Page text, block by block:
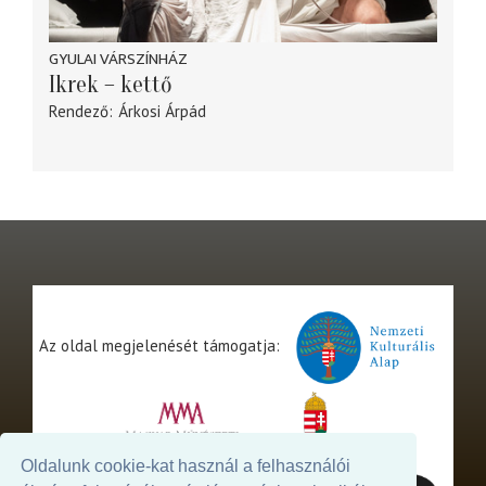
Oldalunk cookie-kat használ a felhasználói
GYULAI VÁRSZÍNHÁZ
Ikrek – kettő
Rendező Árkosi Árpád
Az oldal megjelenését támogatja: